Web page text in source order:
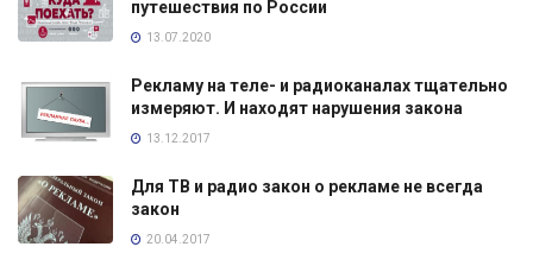
путешествия по России
13.07.2020
Рекламу на теле- и радиоканалах тщательно
измеряют. И находят нарушения закона
13.12.2017
Для ТВ и радио закон о рекламе не всегда
закон
20.04.2017